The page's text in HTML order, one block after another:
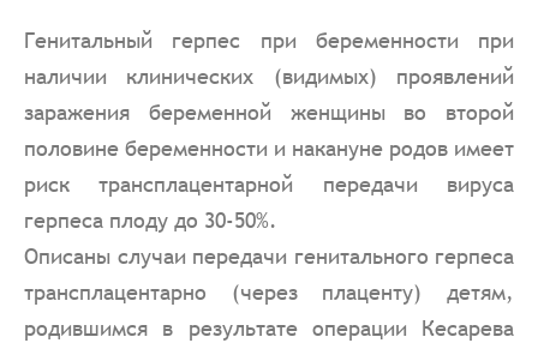
Генитальный герпес при беременности при
наличии клинических (видимых) проявлений
заражения беременной женщины во второй
половине беременности и накануне родов имеет
риск трансплацентарной передачи вируса
герпеса плоду до 30-50%.
Описаны случаи передачи генитального герпеса
трансплацентарно (через плаценту) детям,
родившимся в результате операции Кесарева